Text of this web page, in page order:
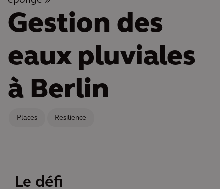
Gestion des
eaux pluviales
à Berlin
Places Resilience
Le défi